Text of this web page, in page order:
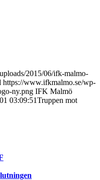
2015/06/ifk-malmo-
https://www.ifkmalmo.se/wp-
ny.png IFK Malmö
03:09:51Truppen mot